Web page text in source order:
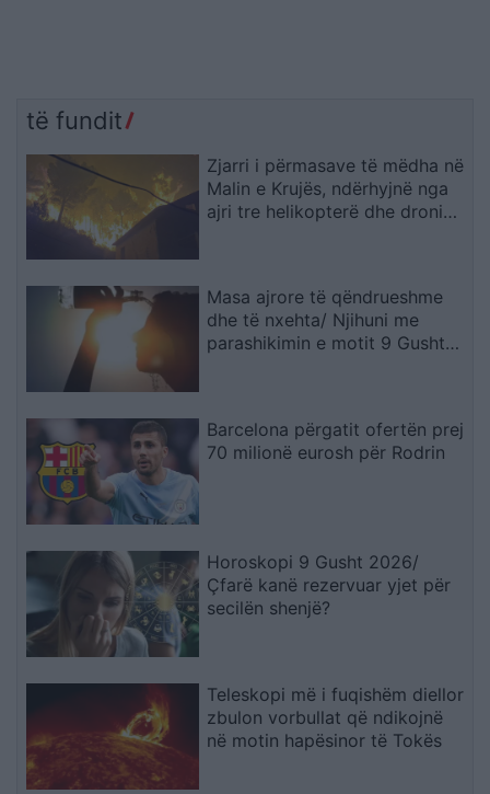
të fundit
Zjarri i përmasave të mëdha në
Malin e Krujës, ndërhyjnë nga
ajri tre helikopterë dhe droni
Masa ajrore të qëndrueshme
dhe të nxehta/ Njihuni me
parashikimin e motit 9 Gusht
Barcelona përgatit ofertën prej
70 milionë eurosh për Rodrin
Horoskopi 9 Gusht 2026/
Çfarë kanë rezervuar yjet për
secilën shenjë?
Teleskopi më i fuqishëm diellor
zbulon vorbullat që ndikojnë
në motin hapësinor të Tokës